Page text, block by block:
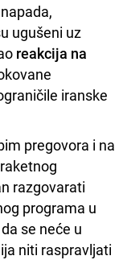
ugušeni uz
reakcija na
iranske
pregovora i na
razgovarati
programa u
se neće u
niti raspravljati